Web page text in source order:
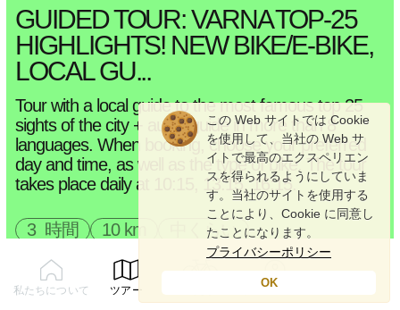
GUIDED TOUR: VARNA TOP-25
HIGHLIGHTS! NEW BIKE/E-BIKE,
LOCAL GU...
Tour with a local guide to the most famous top 25
sights of the city + audio guide in more than 8
languages. When booking, choose your preferred
day and time, as well as the type of bike. The tour
takes place daily at 10:15, 13:15, 16:15.
3 時間 10 km
中くらい
5.0 325 Google/map
私たちについて ツアー プロフィール
この Web サイトでは Cookie
を使用して、当社の Web サ
イトで最高のエクスペリエン
スを得られるようにしていま
す。当社のサイトを使用する
ことにより、Cookie に同意し
たことになります。
プライバシーポリシー
OK